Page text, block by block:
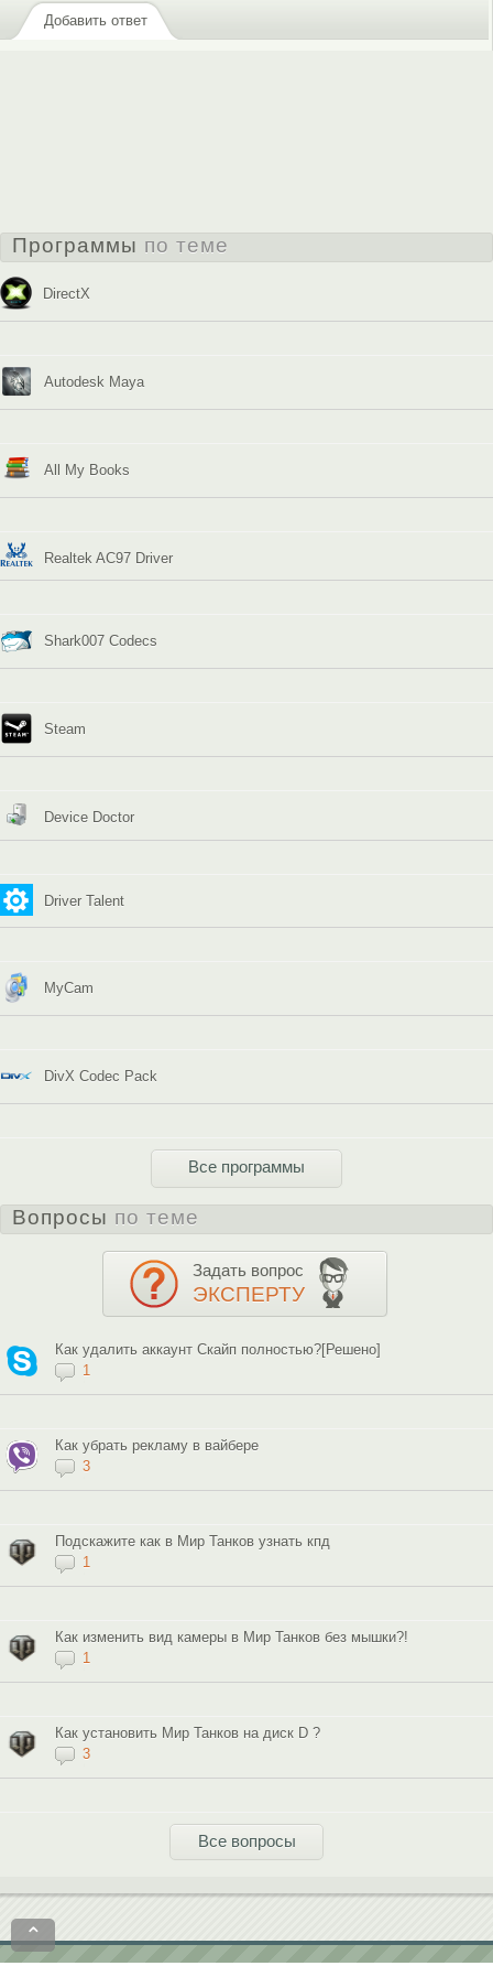
Добавить ответ
Программы по теме
DirectX
Autodesk Maya
All My Books
Realtek AC97 Driver
Shark007 Codecs
Steam
Device Doctor
Driver Talent
MyCam
DivX Codec Pack
Все программы
Вопросы по теме
Задать вопрос
ЭКСПЕРТУ
Как удалить аккаунт Скайп полностью?[Решено]
1
Как убрать рекламу в вайбере
3
Подскажите как в Мир Танков узнать кпд
1
Как изменить вид камеры в Мир Танков без мышки?!
1
Как установить Мир Танков на диск D ?
3
Все вопросы
⌃